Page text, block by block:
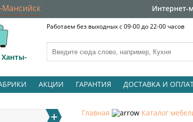
Мансийск Интернет-
Работаем без выходных с 09-00 до 22-00 часов
АКЦИИ ГАРАНТИЯ ДОСТАВКА И
Главная Каталог